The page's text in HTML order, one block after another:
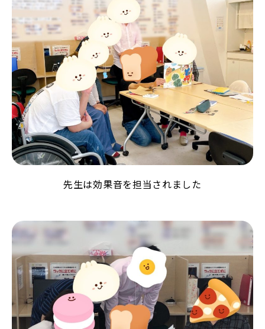
先生は効果音を担当されました